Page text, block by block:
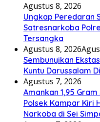
Agustus 8, 2026
Ungkap Peredaran
Satresnarkoba
Tersangka
Agustus 8, 2026
Sembunyikan
Kuntu Darussalam
Agustus 7, 2026
Amankan 1,95
Polsek Kampar Kiri
Narkoba di Sei